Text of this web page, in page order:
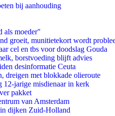
bij aanhouding
als moeder"
groeit, munitietekort wordt
cel en tbs voor doodslag Gouda
borstvoeding blijft advies
desinformatie Ceuta
dreigen met blokkade olieroute
jarige misdienaar in kerk
pakket
van Amsterdam
in dijken Zuid-Holland